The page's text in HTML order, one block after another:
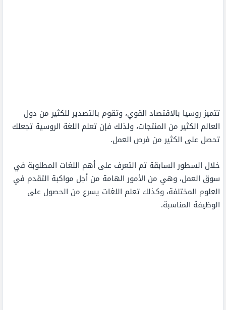
تتميز روسيا بالاقتصاد القوي، وتقوم بالتصدير للكثير من دول
العالم الكثير من المنتجات، ولذلك فإن تعلم اللغة الروسية تجعلك
تحصل على الكثير من فرص العمل.
خلال السطور السابقة تم التعرف على أهم اللغات المطلوبة في
سوق العمل، وهي من الأمور الهامة من أجل مواكبة التقدم في
العلوم المختلفة، وكذلك تعلم اللغات يسرع من الحصول على
الوظيفة المناسبة.